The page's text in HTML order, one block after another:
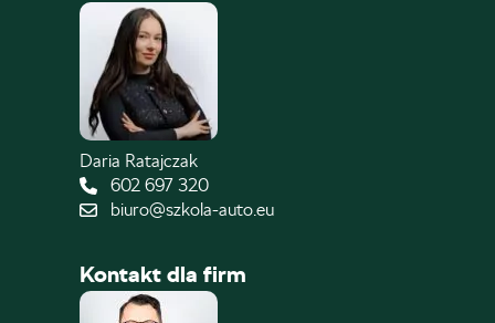
Daria Ratajczak
602 697 320
biuro@szkola-auto.eu
Kontakt dla firm